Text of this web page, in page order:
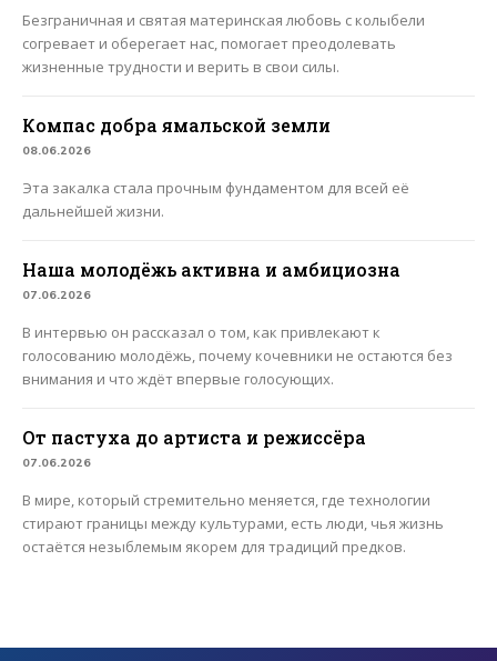
Безграничная и святая материнская любовь с колыбели
согревает и оберегает нас, помогает преодолевать
жизненные трудности и верить в свои силы.
Компас добра ямальской земли
08.06.2026
Эта закалка стала прочным фундаментом для всей её
дальнейшей жизни.
Наша молодёжь активна и амбициозна
07.06.2026
В интервью он рассказал о том, как привлекают к
голосованию молодёжь, почему кочевники не остаются без
внимания и что ждёт впервые голосующих.
От пастуха до артиста и режиссёра
07.06.2026
В мире, который стремительно меняется, где технологии
стирают границы между культурами, есть люди, чья жизнь
остаётся незыблемым якорем для традиций предков.